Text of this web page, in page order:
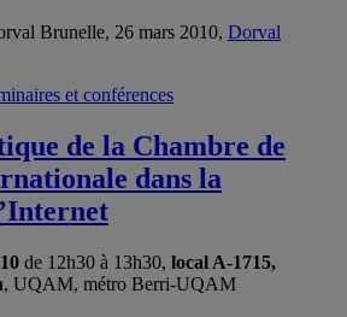
Brunelle, 26 mars 2010, Dorval
et conférences
de la Chambre de
dans la
de 12h30 à 13h30, local A-1715,
, UQAM, métro Berri-UQAM